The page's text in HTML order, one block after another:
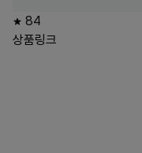
84
상품링크